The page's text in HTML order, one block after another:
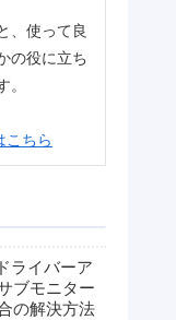
、使って良
の役に立ち
こちら
ライバーア
ブモニター
の解決方法